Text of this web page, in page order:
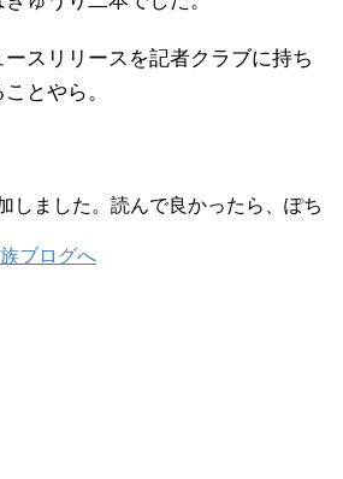
スリリースを記者クラブに持ち
とやら。
しました。読んで良かったら、ぽち